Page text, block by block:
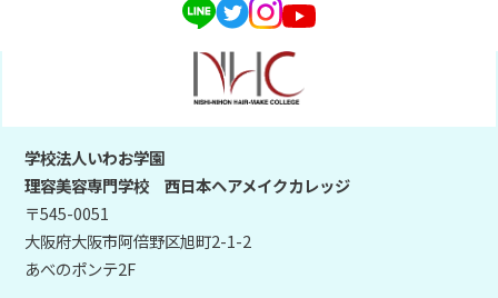
学校法人いわお学園
理容美容専門学校 西日本ヘアメイクカレッジ
〒545-0051
大阪府大阪市阿倍野区旭町2-1-2
あべのポンテ2F